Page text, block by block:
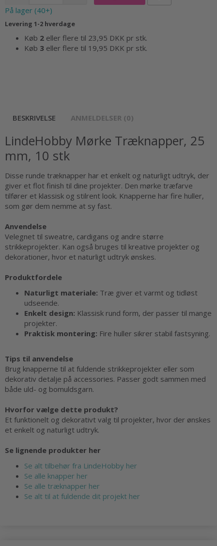
På lager (40+)
Levering 1-2 hverdage
Køb 2 eller flere til 23,95 DKK pr stk.
Køb 3 eller flere til 19,95 DKK pr stk.
BESKRIVELSE ANMELDELSER (0)
LindeHobby Mørke Træknapper, 25
mm, 10 stk
Disse runde træknapper har et enkelt og naturligt udtryk, der
giver et flot finish til dine projekter. Den mørke træfarve
tilfører et klassisk og stilrent look. Knapperne har fire huller,
som gør dem nemme at sy fast.
Anvendelse
Velegnet til sweatre, cardigans og andre større
strikkeprojekter. Kan også bruges til kreative projekter og
dekorationer, hvor et naturligt udtryk ønskes.
Produktfordele
Naturligt materiale: Træ giver et varmt og tidløst
udseende.
Enkelt design: Klassisk rund form, der passer til mange
projekter.
Praktisk montering: Fire huller sikrer stabil fastsyning.
Tips til anvendelse
Brug knapperne til at fuldende strikkeprojekter eller som
dekorativ detalje på accessories. Passer godt sammen med
både uld- og bomuldsgarn.
Hvorfor vælge dette produkt?
Et funktionelt og dekorativt valg til projekter, hvor der ønskes
et enkelt og naturligt udtryk.
Se lignende produkter her
Se alt tilbehør fra LindeHobby her
Se alle knapper her
Se alle træknapper her
Se alt til at fuldende dit projekt her